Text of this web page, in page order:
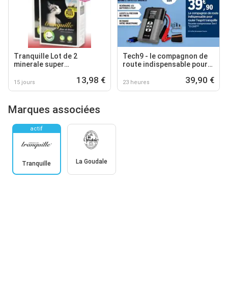
Tranquille Lot de 2
minerale super
15 jours 13,98 €
Tech9 - le compagnon de
route indispensable pour
23 heures 39,90 €
Marques associées
actif
Tranquille La Goudale